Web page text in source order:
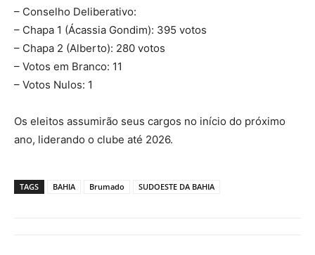
– Conselho Deliberativo:
– Chapa 1 (Ácassia Gondim): 395 votos
– Chapa 2 (Alberto): 280 votos
– Votos em Branco: 11
– Votos Nulos: 1
Os eleitos assumirão seus cargos no início do próximo
ano, liderando o clube até 2026.
TAGS BAHIA Brumado SUDOESTE DA BAHIA